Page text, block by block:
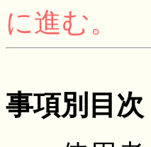
に進む。
事項別目次